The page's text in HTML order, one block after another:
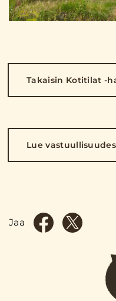
Takaisin Kotitilat -
Lue
Jaa